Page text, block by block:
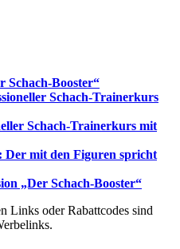
Schach-Booster“
Schach-Trainerkurs
Schach-Trainerkurs mit
Der mit den Figuren spricht
„Der Schach-Booster“
Links oder Rabattcodes sind